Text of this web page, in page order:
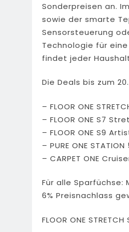
Sonderpreisen an.
sowie der smarte
Sensorsteuerung
Technologie für
findet jeder
Die Deals bis zum
– FLOOR ONE
– FLOOR ONE S7
– FLOOR ONE S9
– PURE ONE
– CARPET ONE
Für alle Sparfüchse:
6% Preisnachlass
FLOOR ONE